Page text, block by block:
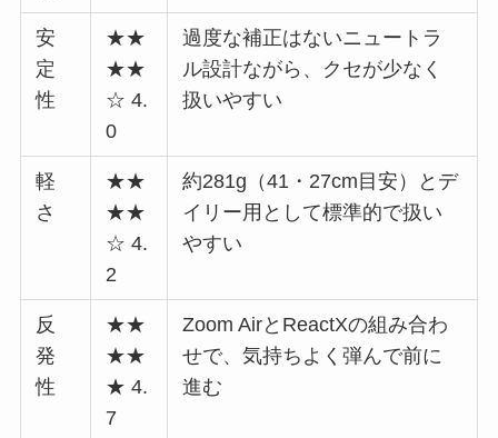
安
定
性
★★
★★
☆ 4.
0
過度な補正はないニュートラ
ル設計ながら、クセが少なく
扱いやすい
軽
さ
★★
★★
☆ 4.
2
約281g（41・27cm目安）とデ
イリー用として標準的で扱い
やすい
反
発
性
★★
★★
★ 4.
7
Zoom AirとReactXの組み合わ
せで、気持ちよく弾んで前に
進む